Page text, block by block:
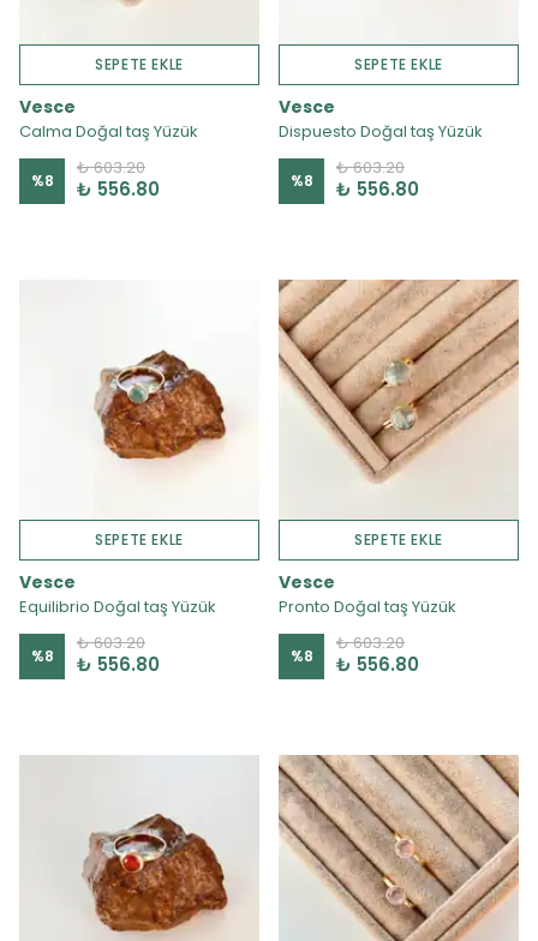
SEPETE EKLE
Vesce
Calma Doğal taş Yüzük
%8
₺ 603.20
₺ 556.80
SEPETE EKLE
Vesce
Dispuesto Doğal taş Yüzük
%8
₺ 603.20
₺ 556.80
SEPETE EKLE
Vesce
Equilibrio Doğal taş Yüzük
%8
₺ 603.20
₺ 556.80
SEPETE EKLE
Vesce
Pronto Doğal taş Yüzük
%8
₺ 603.20
₺ 556.80